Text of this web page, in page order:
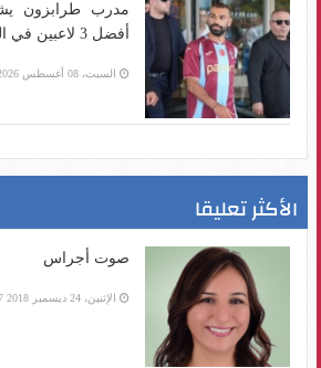
مدرب طرابزون
أفضل 3 لاعبين في العالم
السبت، 08 أغسطس 2026 11:26 م
الأكثر تعليقا
صوت أجراس
الإثنين، 24 ديسمبر 2018 09:27 ص